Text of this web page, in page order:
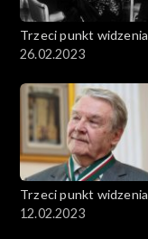
Trzeci punkt widzenia
26.02.2023
Trzeci punkt widzenia
12.02.2023